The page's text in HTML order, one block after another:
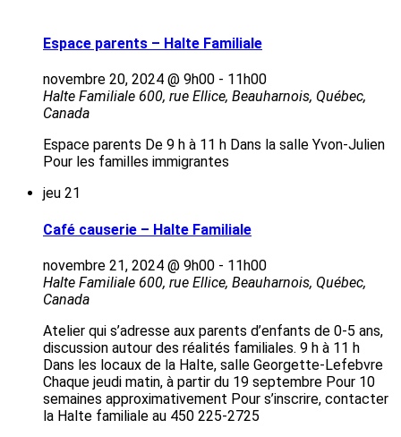
Espace parents – Halte Familiale
novembre 20, 2024 @ 9h00 - 11h00
Halte Familiale 600, rue Ellice, Beauharnois, Québec,
Canada
Espace parents De 9 h à 11 h Dans la salle Yvon-Julien
Pour les familles immigrantes
jeu 21
Café causerie – Halte Familiale
novembre 21, 2024 @ 9h00 - 11h00
Halte Familiale 600, rue Ellice, Beauharnois, Québec,
Canada
Atelier qui s’adresse aux parents d’enfants de 0-5 ans,
discussion autour des réalités familiales. 9 h à 11 h
Dans les locaux de la Halte, salle Georgette-Lefebvre
Chaque jeudi matin, à partir du 19 septembre Pour 10
semaines approximativement Pour s’inscrire, contacter
la Halte familiale au 450 225-2725